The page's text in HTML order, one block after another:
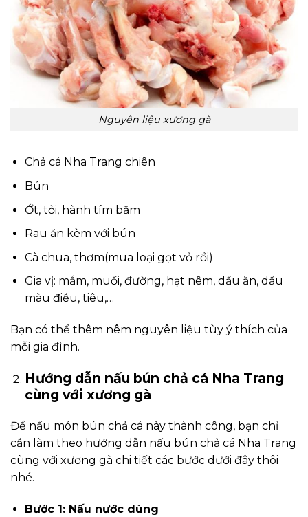
Nguyên liệu xương gà
Chả cá Nha Trang chiên
Bún
Ớt, tỏi, hành tím băm
Rau ăn kèm với bún
Cà chua, thơm(mua loại gọt vỏ rồi)
Gia vị: mắm, muối, đường, hạt nêm, dầu ăn, dầu
màu điều, tiêu,…
Bạn có thể thêm nêm nguyên liệu tùy ý thích của
mỗi gia đình.
Hướng dẫn nấu bún chả cá Nha Trang
cùng với xương gà
Để nấu món bún chả cá này thành công, bạn chỉ
cần làm theo hướng dẫn nấu bún chả cá Nha Trang
cùng với xương gà chi tiết các bước dưới đây thôi
nhé.
Bước 1: Nấu nước dùng